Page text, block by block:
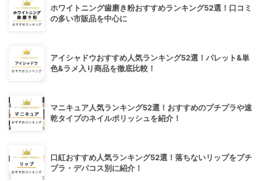
ホワイトニング歯磨き粉おすすめランキング52選！口コミ
の多い市販品を中心に
アイシャドウおすすめ人気ランキング52選！パレット&単
色&ラメ入り商品を徹底比較！
マニキュア人気ランキング52選！おすすめのプチプラや速
乾タイプのネイルポリッシュを紹介！
口紅おすすめ人気ランキング52選！落ちないリップをプチ
プラ・デパコス別に紹介！